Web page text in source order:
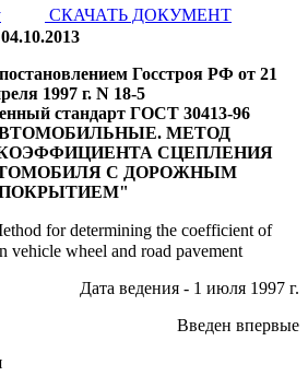
СКАЧАТЬ ДОКУМЕНТ
04.10.2013
Госстроя РФ от 21
1997 г. N 18-5
стандарт ГОСТ 30413-96
МЕТОД
СЦЕПЛЕНИЯ
С ДОРОЖНЫМ
for determining the coefficient of
vehicle wheel and road рavement
Дата ведения - 1 июля 1997 г.
Введен впервые